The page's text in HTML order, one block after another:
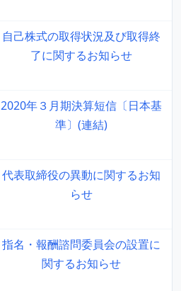
自己株式の取得状況及び取得終
了に関するお知らせ
2020年３月期決算短信〔日本基
準〕(連結)
代表取締役の異動に関するお知
らせ
指名・報酬諮問委員会の設置に
関するお知らせ